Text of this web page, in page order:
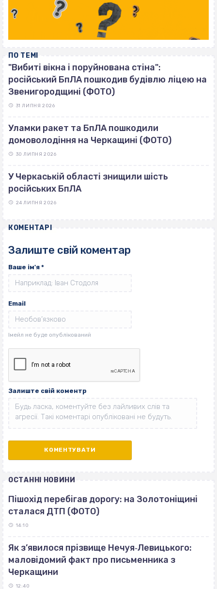
ПО ТЕМІ
"Вибиті вікна і поруйнована стіна":
російський БпЛА пошкодив будівлю ліцею на
Звенигородщині (ФОТО)
31 ЛИПНЯ 2026
Уламки ракет та БпЛА пошкодили
домоволодіння на Черкащині (ФОТО)
30 ЛИПНЯ 2026
У Черкаській області знищили шість
російських БпЛА
24 ЛИПНЯ 2026
КОМЕНТАРІ
Залиште свій коментар
Ваше ім'я *
Email
Залиште свій коментр
ОСТАННІ НОВИНИ
Пішохід перебігав дорогу: на Золотоніщині
сталася ДТП (ФОТО)
14:10
Як з’явилося прізвище Нечуя‐Левицького:
маловідомий факт про письменника з
Черкащини
12:40